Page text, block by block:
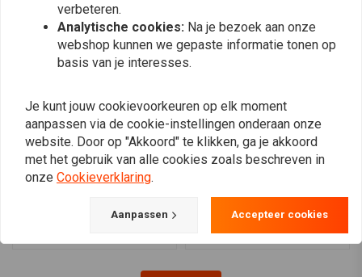
MCS
Brandstoffilterset
verbeteren.
Analytische cookies: Na je bezoek aan onze
webshop kunnen we gepaste informatie tonen op
basis van je interesses.
Je kunt jouw cookievoorkeuren op elk moment
aanpassen via de cookie-instellingen onderaan onze
website. Door op "Akkoord" te klikken, ga je akkoord
met het gebruik van alle cookies zoals beschreven in
onze Cookieverklaring.
Aanpassen Accepteer cookies